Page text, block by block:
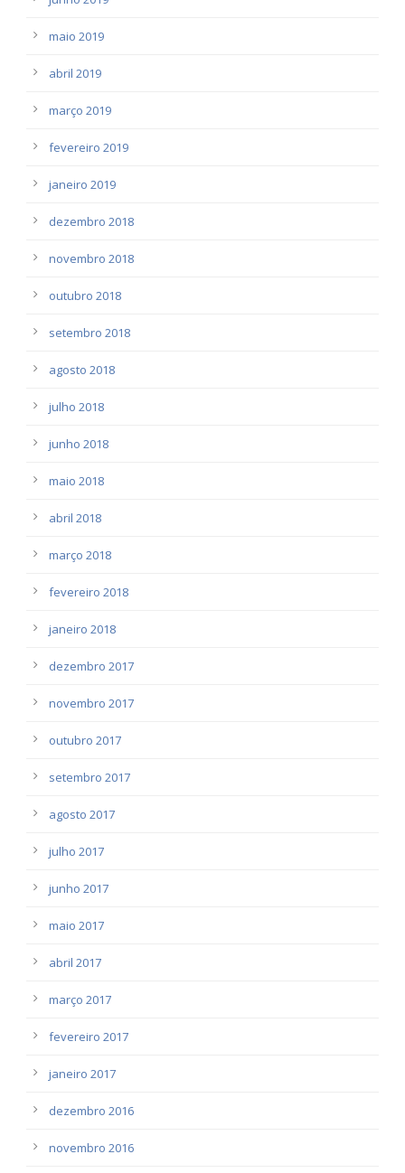
maio 2019
abril 2019
março 2019
fevereiro 2019
janeiro 2019
dezembro 2018
novembro 2018
outubro 2018
setembro 2018
agosto 2018
julho 2018
junho 2018
maio 2018
abril 2018
março 2018
fevereiro 2018
janeiro 2018
dezembro 2017
novembro 2017
outubro 2017
setembro 2017
agosto 2017
julho 2017
junho 2017
maio 2017
abril 2017
março 2017
fevereiro 2017
janeiro 2017
dezembro 2016
novembro 2016